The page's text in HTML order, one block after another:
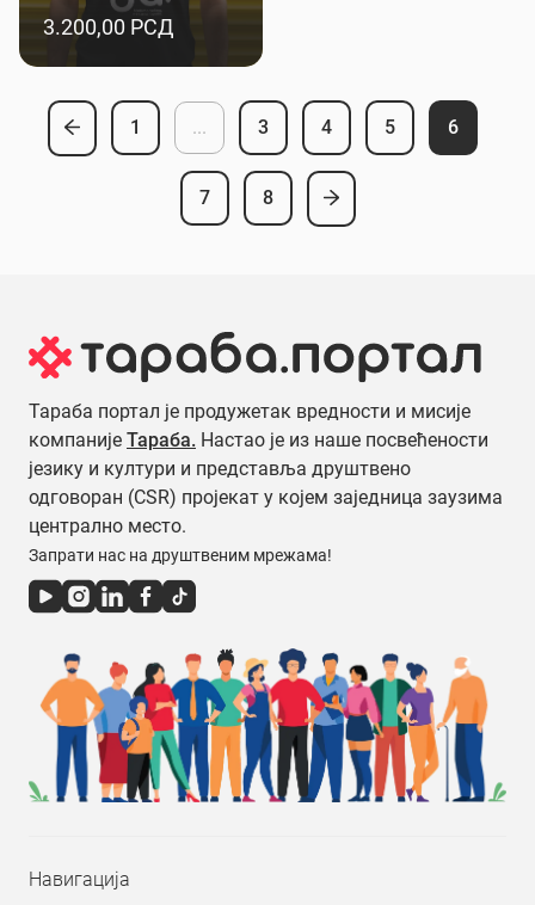
3.200,00 РСД
1 ... 3 4 5 6
7 8
Тараба портал је продужетак вредности и мисије
компаније Тараба. Настао је из наше посвећености
језику и култури и представља друштвено
одговоран (CSR) пројекат у којем заједница заузима
централно место.
Запрати нас на друштвеним мрежама!
Навигација